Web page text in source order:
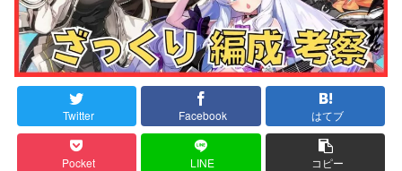
Twitter Facebook はてブ
Pocket LINE コピー